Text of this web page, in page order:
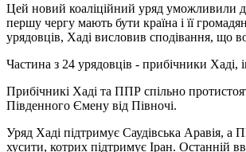
Цей новий коаліційний уряд уможливили
першу чергу мають бути країна і її
урядовців, Хаді висловив сподівання, що
Частина з 24 урядовців - прибічники
Прибічникі Хаді та ППР спільно
Південного Ємену від Півночі.
Уряд Хаді підтримує Саудівська Аравія,
хусити, котрих підтримує Іран. Останній